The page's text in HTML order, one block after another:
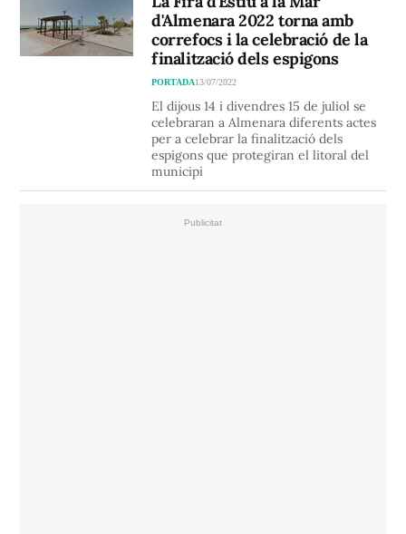
d'Almenara 2022 torna amb
correfocs i la celebració de la
finalització dels espigons
PORTADA13/07/2022
El dijous 14 i divendres 15 de juliol se
celebraran a Almenara diferents actes
per a celebrar la finalització dels
espigons que protegiran el litoral del
municipi